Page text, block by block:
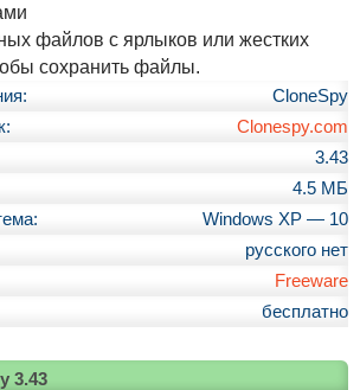
файлов с ярлыков или жестких
сохранить файлы.
CloneSpy
Clonespy.com
3.43
4.5 МБ
Windows XP — 10
русского нет
Freeware
бесплатно
3.43